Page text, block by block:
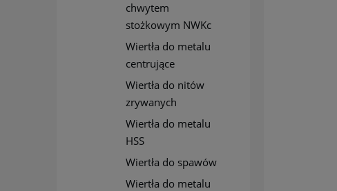
chwytem
stożkowym NWKc
Wiertła do metalu
centrujące
Wiertła do nitów
zrywanych
Wiertła do metalu
HSS
Wiertła do spawów
Wiertła do metalu